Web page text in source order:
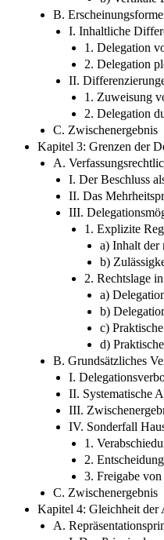
B.
I. Inhaltliche
1. Delegation
2. Delegation
II.
1. Zuweisung
2. Delegation
C. Zwischenergebnis
Kapitel 3: Grenzen der
A.
I. Der Beschluss
II. Das
III.
1. Explizite
a) Inhalt der
b)
2. Rechtslage
a)
b)
c)
d)
B. Grundsätzliches
I.
II. Systematische
III.
IV. Sonderfall
1.
2.
3. Freigabe
C. Zwischenergebnis
Kapitel 4: Gleichheit der
A.